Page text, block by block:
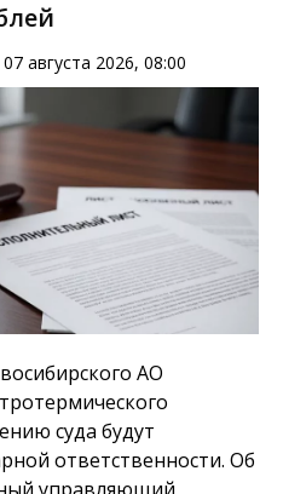
07 августа 2026, 08:00
АО
суда будут
ответственности. Об